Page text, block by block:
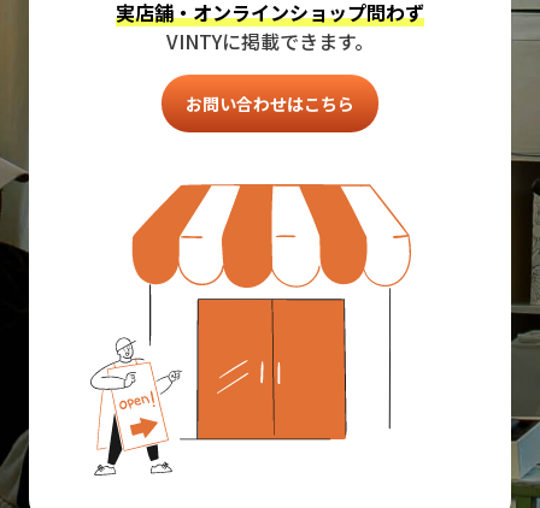
実店舗・オンラインショップ問わず
VINTYに掲載できます。
お問い合わせはこちら